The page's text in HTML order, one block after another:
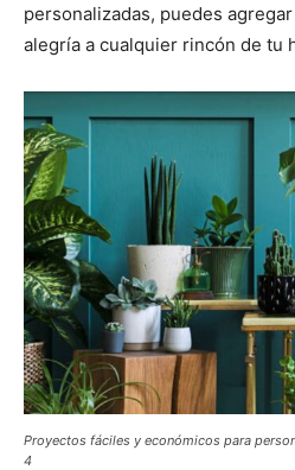
personalizadas, puedes
alegría a cualquier rincón de tu
Proyectos fáciles y económicos para
4